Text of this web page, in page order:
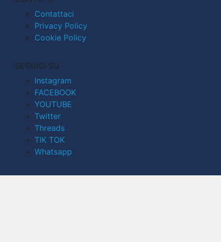
Contattaci
Privacy Policy
Cookie Policy
SEGUICI SU
Instagram
FACEBOOK
YOUTUBE
Twitter
Threads
TIK TOK
Whatsapp